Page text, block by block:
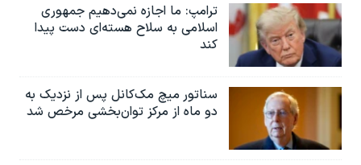
ترامپ: ما اجازه نمی‌دهیم جمهوری
اسلامی به سلاح هسته‌ای دست پیدا
کند
سناتور میچ مک‌کانل پس از نزدیک به
دو ماه از مرکز توان‌بخشی مرخص شد